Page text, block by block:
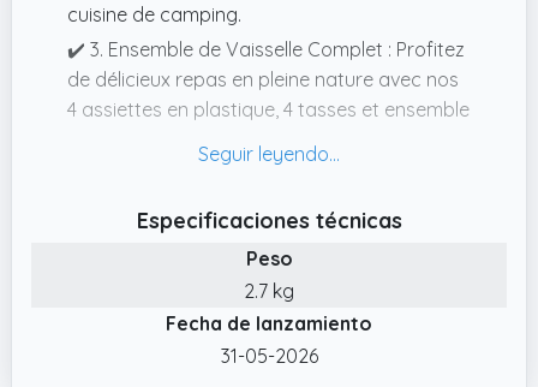
cuisine de camping.
✔️ 3. Ensemble de Vaisselle Complet : Profitez
de délicieux repas en pleine nature avec nos
4 assiettes en plastique, 4 tasses et ensemble
camping complet comprend des pinces de
cuisine en acier inoxydable, des spatules à
fentes, des cuillères à fentes, des cuillères de
cuisine, un couteau de chef, des ciseaux de
cuisine, un décapsuleur, un éplucheur, deux
Especificaciones técnicas
Peso
2.7 kg
Fecha de lanzamiento
31-05-2026